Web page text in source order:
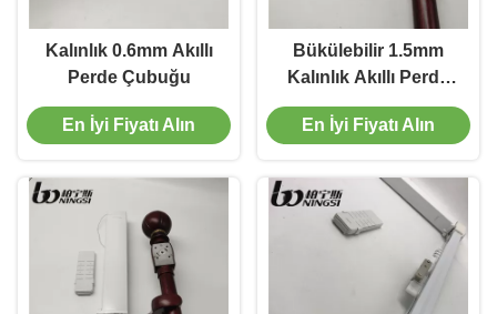
Kalınlık 0.6mm Akıllı
Perde Çubuğu
En İyi Fiyatı Alın
Bükülebilir 1.5mm
Kalınlık Akıllı Perde
Çubuğu 28mm Perde
Çubuğu Nosie
En İyi Fiyatı Alın